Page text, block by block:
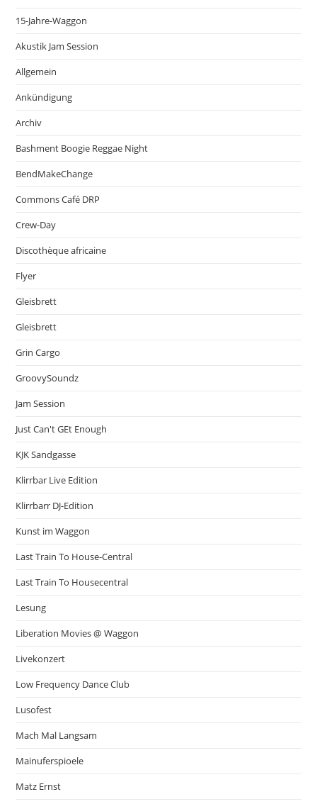
15-Jahre-Waggon
Akustik Jam Session
Allgemein
Ankündigung
Archiv
Bashment Boogie Reggae Night
BendMakeChange
Commons Café DRP
Crew-Day
Discothèque africaine
Flyer
Gleisbrett
Gleisbrett
Grin Cargo
GroovySoundz
Jam Session
Just Can't GEt Enough
KJK Sandgasse
Klirrbar Live Edition
Klirrbarr DJ-Edition
Kunst im Waggon
Last Train To House-Central
Last Train To Housecentral
Lesung
Liberation Movies @ Waggon
Livekonzert
Low Frequency Dance Club
Lusofest
Mach Mal Langsam
Mainuferspioele
Matz Ernst